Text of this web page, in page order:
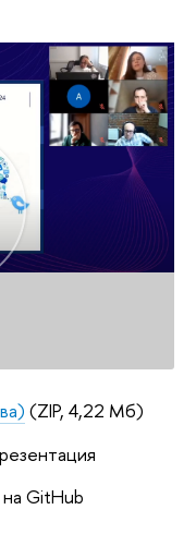
(ZIP, 4,22 Мб)
GitHub